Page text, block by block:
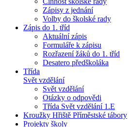
Zápisy z jednání
Volby do školské rady
Zápis do 1. tříd
Aktuální zápis
Formuláře k zápisu
Rozřazení žáků do 1. tříd
Desatero předškoláka
Třída
Svět vzdělání
Svět vzdělání
Otázky o odpovědi
Třída Svět vzdělání 1.E
Kroužky Hřiště Příměstské tábory
Projekty školy